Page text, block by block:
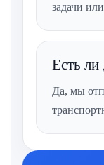
задачи
Есть ли
Да, мы